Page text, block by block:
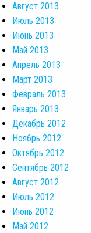
Август 2013
Июль 2013
Июнь 2013
Май 2013
Апрель 2013
Март 2013
Февраль 2013
Январь 2013
Декабрь 2012
Ноябрь 2012
Октябрь 2012
Сентябрь 2012
Август 2012
Июль 2012
Июнь 2012
Май 2012